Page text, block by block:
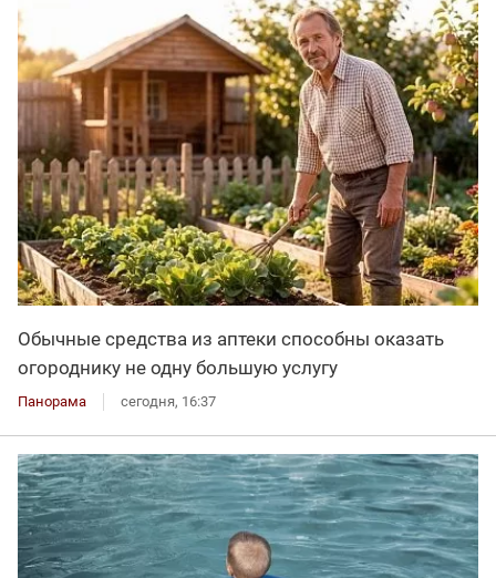
Обычные средства из аптеки способны оказать
огороднику не одну большую услугу
Панорама сегодня, 16:37